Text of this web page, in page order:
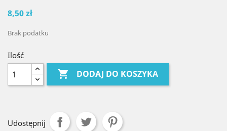
8,50 zł
Brak podatku
Ilość
 DODAJ DO KOSZYKA
Udostępnij